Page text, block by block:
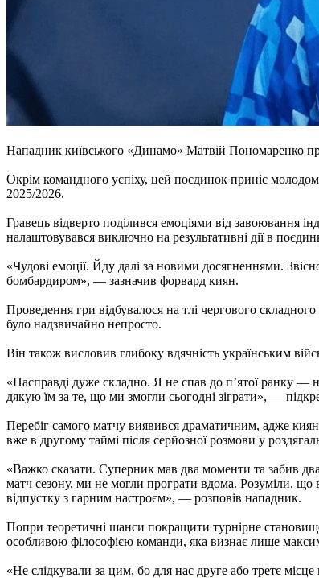
Нападник київського «Динамо» Матвій Пономаренко
Окрім командного успіху, цей поєдинок приніс
2025/2026.
Гравець відверто поділився емоціями від завоювання
налаштовувався виключно на результативні дії в
«Чудові емоції. Йду далі за новими досягненнями.
бомбардиром», — зазначив форвард киян.
Проведення гри відбувалося на тлі чергового
було надзвичайно непросто.
Він також висловив глибоку вдячність українським
«Насправді дуже складно. Я не спав до п’ятої ранку —
дякую їм за те, що ми змогли сьогодні зіграти», —
Перебіг самого матчу виявився драматичним, адже
вже в другому таймі після серйозної розмови у
«Важко сказати. Суперник мав два моменти та забив
матч сезону, ми не могли програти вдома. Розуміли,
відпустку з гарним настроєм», — розповів нападник.
Попри теоретичні шанси покращити турнірне
особливою філософією команди, яка визнає лише
«Не слідкували за цим, бо для нас друге або третє